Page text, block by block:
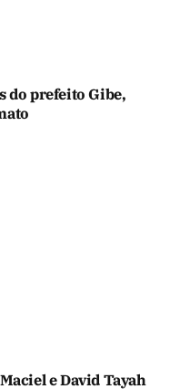
do prefeito Gibe,
e David Tayah